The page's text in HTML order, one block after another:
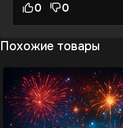
0 0
Похожие товары